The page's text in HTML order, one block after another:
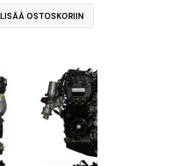
LISÄÄ OSTOSKORIIN